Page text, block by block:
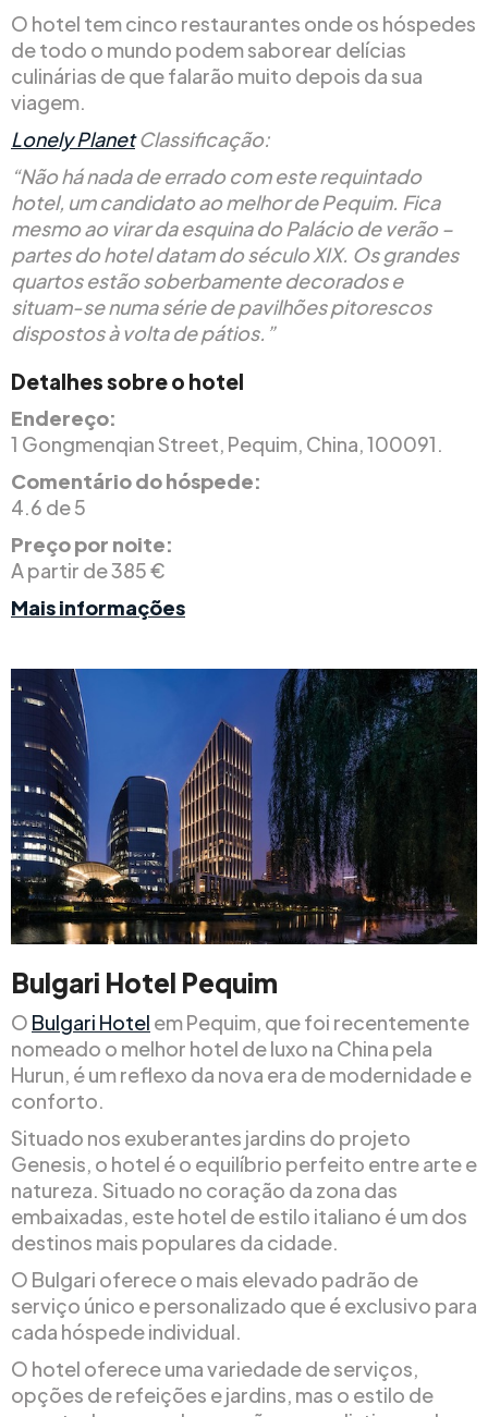
O hotel tem cinco restaurantes onde os hóspedes
de todo o mundo podem saborear delícias
culinárias de que falarão muito depois da sua
viagem.
Lonely PlanetClassificação:
“Não há nada de errado com este requintado
hotel, um candidato ao melhor de Pequim. Fica
mesmo ao virar da esquina do Palácio de verão –
partes do hotel datam do século XIX. Os grandes
quartos estão soberbamente decorados e
situam-se numa série de pavilhões pitorescos
dispostos à volta de pátios.”
Detalhes sobre o hotel
Endereço:
1 Gongmenqian Street, Pequim, China, 100091.
Comentário do hóspede:
4.6 de 5
Preço por noite:
A partir de 385 €
Mais informações
Bulgari Hotel Pequim
O Bulgari Hotel em Pequim, que foi recentemente
nomeado o melhor hotel de luxo na China pela
Hurun, é um reflexo da nova era de modernidade e
conforto.
Situado nos exuberantes jardins do projeto
Genesis, o hotel é o equilíbrio perfeito entre arte e
natureza. Situado no coração da zona das
embaixadas, este hotel de estilo italiano é um dos
destinos mais populares da cidade.
O Bulgari oferece o mais elevado padrão de
serviço único e personalizado que é exclusivo para
cada hóspede individual.
O hotel oferece uma variedade de serviços,
opções de refeições e jardins, mas o estilo de